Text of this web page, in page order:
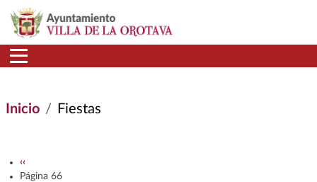
Pasar al contenido principal
Inicio Fiestas
Paginación
Página anterior
‹‹
Página 66